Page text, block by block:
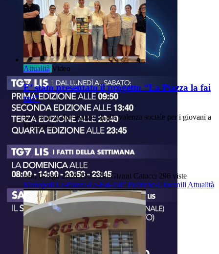
Attualità Video
E’ stato presentato il progetto “La Piazza la fai
tu!”
12 eventi in due piazze, di alta valenza sociale per i giovani a
Monopoli.
ven, 07 ago 2026 19:33 Di: Gianni Catucci 296 viste
Monopoli La-Piazza-La-Fai-Tu!” Politiche-Giovanili Attualità